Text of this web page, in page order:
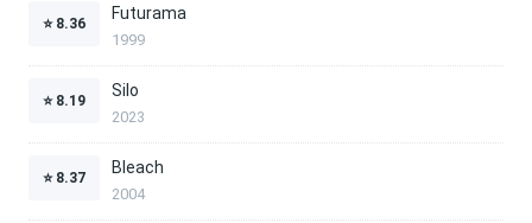
⭐ 8.36
Futurama
1999
⭐ 8.19
Silo
2023
⭐ 8.37
Bleach
2004